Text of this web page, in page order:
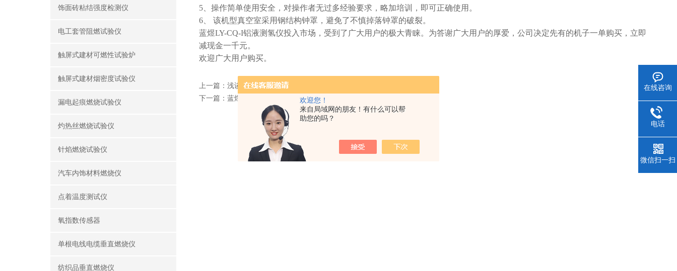
欢迎您！
来自局域网的朋友！有什么可以帮
助您的吗？
饰面砖粘结强度检测仪
电工套管阻燃试验仪
触屏式建材可燃性试验炉
触屏式建材烟密度试验仪
漏电起痕燃烧试验仪
灼热丝燃烧试验仪
针焰燃烧试验仪
汽车内饰材料燃烧仪
点着温度测试仪
氧指数传感器
单根电线电缆垂直燃烧仪
纺织品垂直燃烧仪
5、操作简单使用安全，对操作者无过多经验要求，略加培训，即可正确使用。
6、 该机型真空室采用钢结构钟罩，避免了不慎掉落钟罩的破裂。
蓝煜LY-CQ-I铝液测氢仪投入市场，受到了广大用户的极大青睐。为答谢广大用户的厚爱，公司决定先有的机子一单购买，立即
减现金一千元。
欢迎广大用户购买。
上一篇： 浅谈氧指数法评价塑料燃烧性能的*性
下一篇： 蓝煜机电与浙江华锦太阳能科技有限公司签约成功
在线咨询
电话
微信扫一扫